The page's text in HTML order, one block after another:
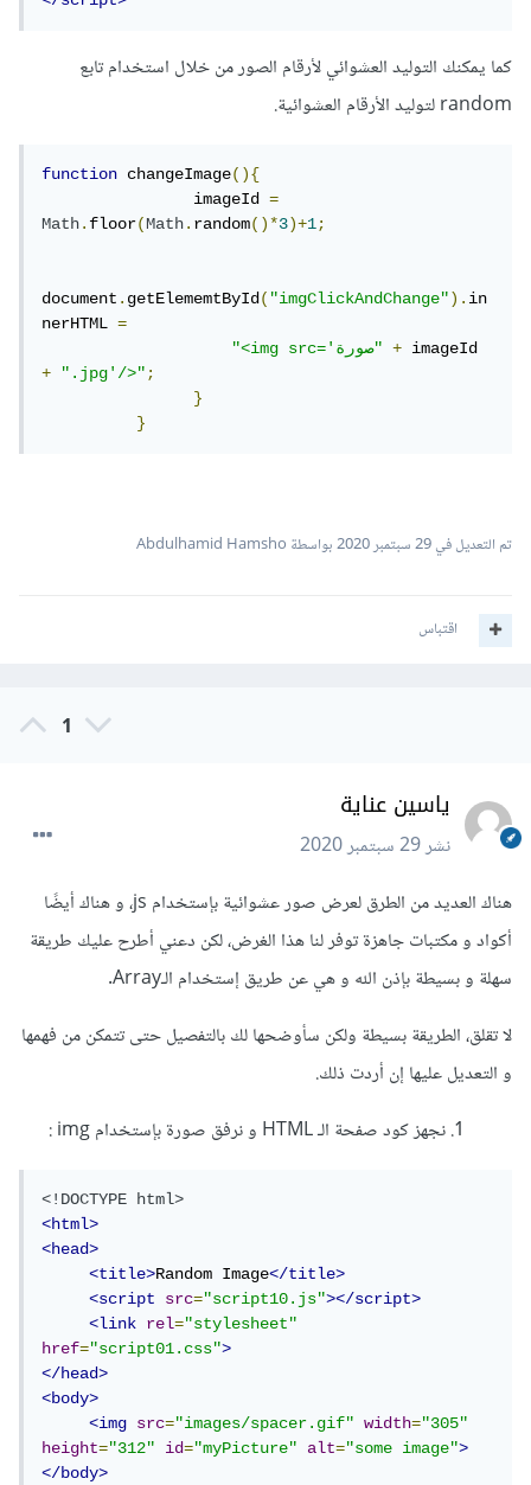
كما يمكنك التوليد العشوائي لأرقام الصور من خلال استخدام تابع
random لتوليد الأرقام العشوائية.
function changeImage(){
                imageId
=
Math.floor(Math.random()*3)+1;
document.getElememtById("imgClickAndChange").in
nerHTML =
"<img src='صورة"
+
+
".jpg'/>";
}
}
تم التعديل في29 سبتمبر 2020 بواسطة Abdulhamid Hamsho
اقتباس
1
ياسين عناية
نشر29 سبتمبر 2020
هناك العديد من الطرق لعرض صور عشوائية بإستخدام js، و هناك أيضًا
أكواد و مكتبات جاهزة توفر لنا هذا الغرض، لكن دعني أطرح عليك طريقة
سهلة و بسيطة بإذن الله و هي عن طريق إستخدام الـArray.
لا تقلق، الطريقة بسيطة ولكن سأوضحها لك بالتفصيل حتى تتمكن من فهمها
و التعديل عليها إن أردت ذلك.
1. نجهز كود صفحة الـ HTML و نرفق صورة بإستخدام img :
<!DOCTYPE html>
<html>
<head>
<title>Random Image</title>
<script
src="script10.js"></script>
<link
rel="stylesheet"
href="script01.css">
</head>
<body>
<img
src="images/spacer.gif" width="305"
height="312" id="myPicture" alt="some image">
</body>